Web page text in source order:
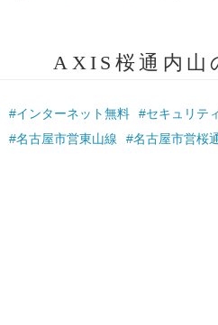
AXIS桜通内山
#インターネット無料 #セキュリテ
#名古屋市営東山線
#名古屋市営桜